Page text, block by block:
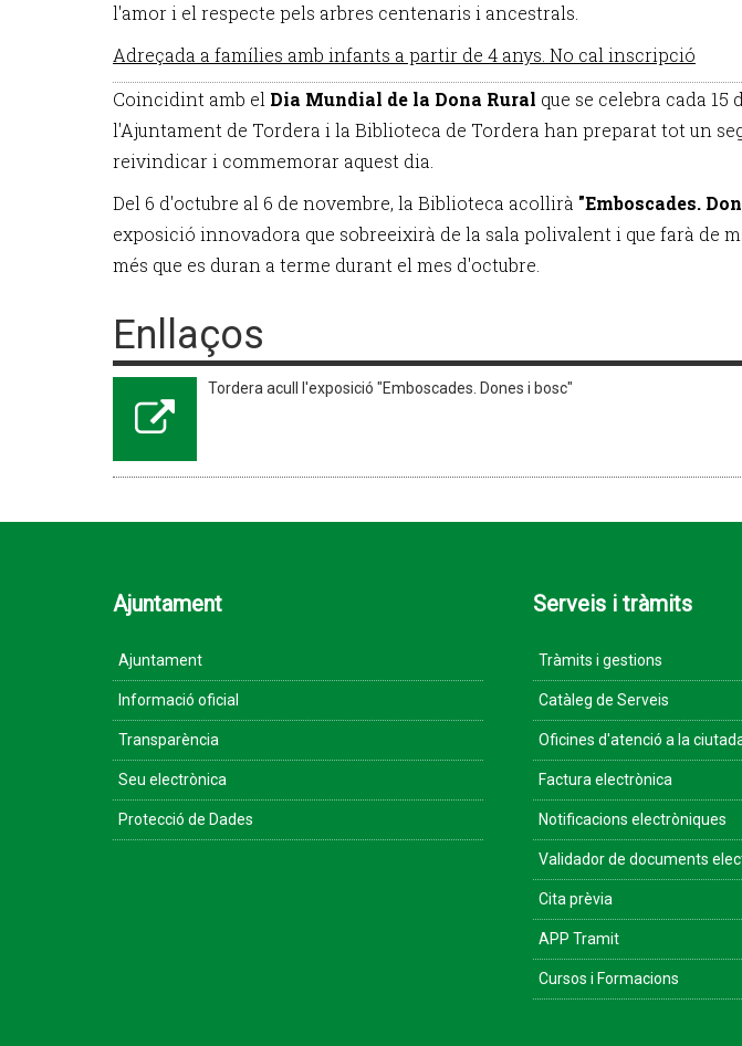
l'amor i el respecte pels arbres centenaris i ancestrals.
Adreçada a famílies amb infants a partir de 4 anys. No cal inscripció
Coincidint amb el Dia Mundial de la Dona Rural que se celebra cada 15
l'Ajuntament de Tordera i la Biblioteca de Tordera han preparat tot un
reivindicar i commemorar aquest dia.
Del 6 d'octubre al 6 de novembre, la Biblioteca acollirà "Emboscades.
exposició innovadora que sobreeixirà de la sala polivalent i que farà de
més que es duran a terme durant el mes d'octubre.
Enllaços
Tordera acull l'exposició "Emboscades. Dones i bosc"
Ajuntament
Ajuntament
Informació oficial
Transparència
Seu electrònica
Protecció de Dades
Serveis i tràmits
Tràmits i gestions
Catàleg de Serveis
Oficines d'atenció a la
Factura electrònica
Notificacions electròniques
Validador de documents
Cita prèvia
APP Tramit
Cursos i Formacions